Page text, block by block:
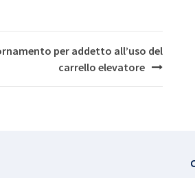
per addetto all’uso del
carrello elevatore